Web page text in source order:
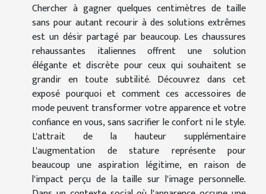
Chercher à gagner quelques centimètres de taille
sans pour autant recourir à des solutions extrêmes
est un désir partagé par beaucoup. Les chaussures
rehaussantes italiennes offrent une solution
élégante et discrète pour ceux qui souhaitent se
grandir en toute subtilité. Découvrez dans cet
exposé pourquoi et comment ces accessoires de
mode peuvent transformer votre apparence et votre
confiance en vous, sans sacrifier le confort ni le style.
L'attrait de la hauteur supplémentaire
L'augmentation de stature représente pour
beaucoup une aspiration légitime, en raison de
l'impact perçu de la taille sur l'image personnelle.